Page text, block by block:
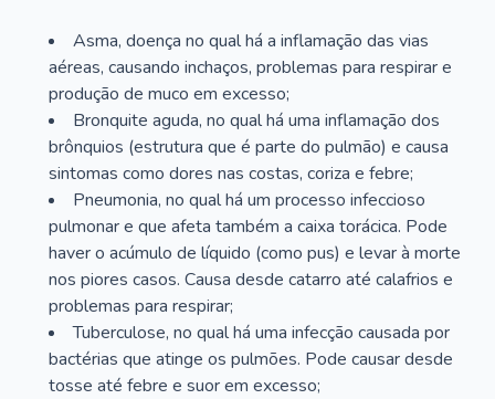
Asma, doença no qual há a inflamação das vias
aéreas, causando inchaços, problemas para respirar e
produção de muco em excesso;
Bronquite aguda, no qual há uma inflamação dos
brônquios (estrutura que é parte do pulmão) e causa
sintomas como dores nas costas, coriza e febre;
Pneumonia, no qual há um processo infeccioso
pulmonar e que afeta também a caixa torácica. Pode
haver o acúmulo de líquido (como pus) e levar à morte
nos piores casos. Causa desde catarro até calafrios e
problemas para respirar;
Tuberculose, no qual há uma infecção causada por
bactérias que atinge os pulmões. Pode causar desde
tosse até febre e suor em excesso;